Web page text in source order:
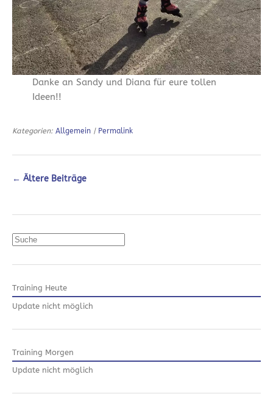
Danke an Sandy und Diana für eure tollen
Ideen!!
Kategorien: Allgemein | Permalink
← Ältere Beiträge
Suchen
Training Heute
Update nicht möglich
Training Morgen
Update nicht möglich